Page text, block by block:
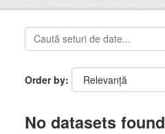
Order by
No datasets found